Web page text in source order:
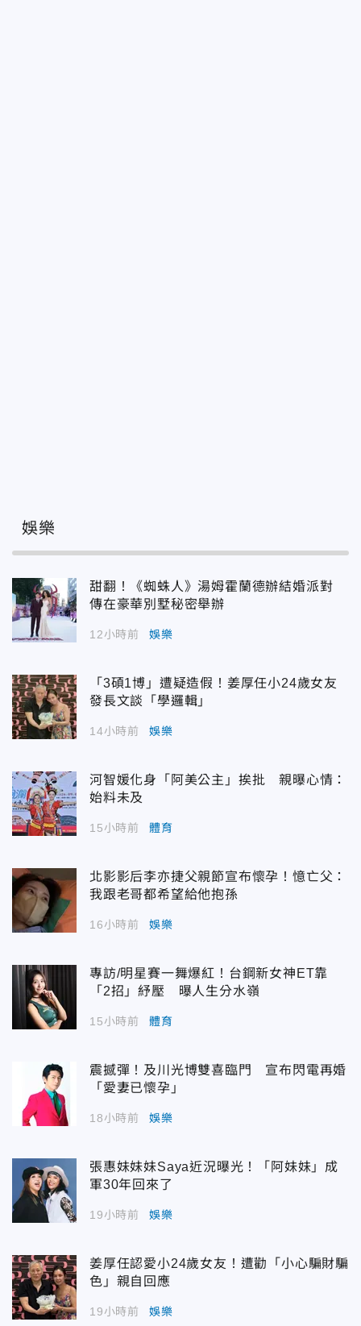
娛樂
甜翻！《蜘蛛人》湯姆霍蘭德辦結婚派對
傳在豪華別墅秘密舉辦
12小時前 娛樂
「3碩1博」遭疑造假！姜厚任小24歲女友
發長文談「學邏輯」
14小時前 娛樂
河智媛化身「阿美公主」挨批 親曝心情：
始料未及
15小時前 體育
北影影后李亦捷父親節宣布懷孕！憶亡父：
我跟老哥都希望給他抱孫
16小時前 娛樂
專訪/明星賽一舞爆紅！台鋼新女神ET靠
「2招」紓壓 曝人生分水嶺
15小時前 體育
震撼彈！及川光博雙喜臨門 宣布閃電再婚
「愛妻已懷孕」
18小時前 娛樂
張惠妹妹妹Saya近況曝光！「阿妹妹」成
軍30年回來了
19小時前 娛樂
姜厚任認愛小24歲女友！遭勸「小心騙財騙
色」親自回應
19小時前 娛樂